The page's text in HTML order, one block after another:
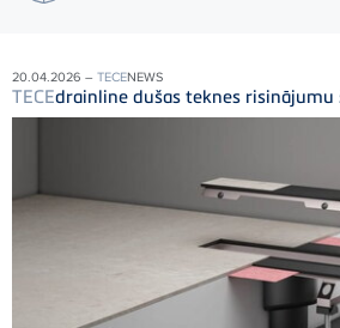
20.04.2026 – TECENEWS
TECEdrainline dušas teknes